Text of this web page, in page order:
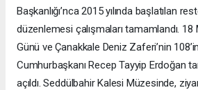
Başkanlığı’nca 2015 yılında başlatılan
düzenlemesi çalışmaları tamamlandı.
Günü ve Çanakkale Deniz Zaferi’nin
Cumhurbaşkanı Recep Tayyip Erdoğan
açıldı. Seddülbahir Kalesi Müzesinde,